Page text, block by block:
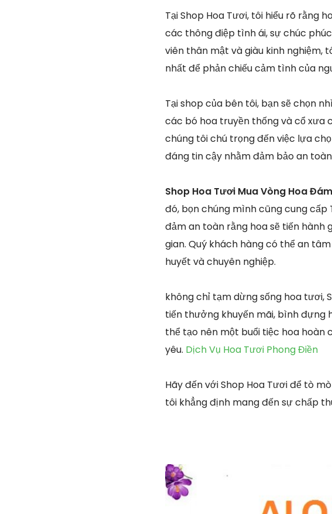
Tại Shop Hoa Tươi, tôi hiểu rõ rằng
các thông điệp tình ái, sự chúc
viên thân mật và giàu kinh nghiệm,
nhất để phản chiếu cảm tình của
Tại shop của bên tôi, bạn sẽ chọn
các bó hoa truyền thống và cổ xưa
chúng tôi chú trọng đến việc lựa
đáng tin cậy nhằm đảm bảo an
Shop Hoa Tươi Mua Vòng Hoa
đó, bọn chúng mình cũng cung cấp
đảm an toàn rằng hoa sẽ tiến hành
gian. Quý khách hàng có thể an
huyết và chuyên nghiệp.
không chỉ tạm dừng sống hoa tươi,
tiến thưởng khuyến mãi, bình đựng
thể tạo nên một buổi tiệc hoa hoàn
yêu. Dịch Vụ Hoa Tươi Phong Điền
Hãy đến với Shop Hoa Tươi để tò
tôi khẳng định mang đến sự chấp